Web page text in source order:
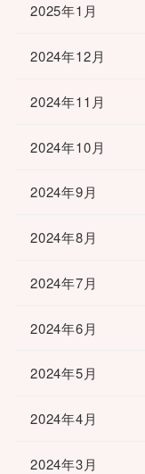
2025年1月
2024年12月
2024年11月
2024年10月
2024年9月
2024年8月
2024年7月
2024年6月
2024年5月
2024年4月
2024年3月